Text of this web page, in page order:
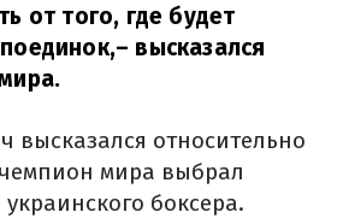
от того, где будет
– высказался
высказался относительно
мира выбрал
боксера.